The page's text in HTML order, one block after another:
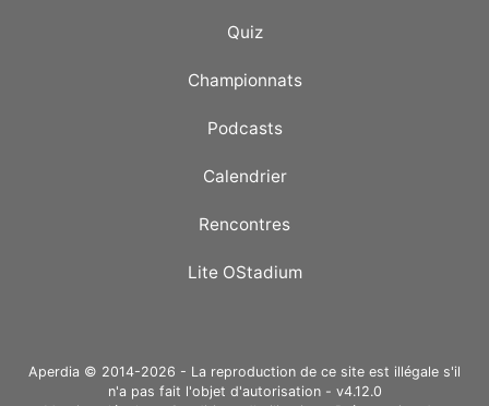
Quiz
Championnats
Podcasts
Calendrier
Rencontres
Lite OStadium
Aperdia © 2014-2026 - La reproduction de ce site est illégale s'il
n'a pas fait l'objet d'autorisation - v4.12.0